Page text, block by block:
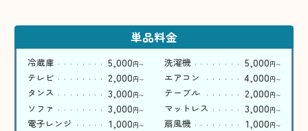
単品料金
冷蔵庫 5,000円〜 洗濯機 5,000円〜
テレビ 2,000円〜 エアコン 4,000円〜
タンス 3,000円〜 テーブル 2,000円〜
ソファ 3,000円〜 マットレス 3,000円〜
電子レンジ 1,000円〜 扇風機 1,000円〜